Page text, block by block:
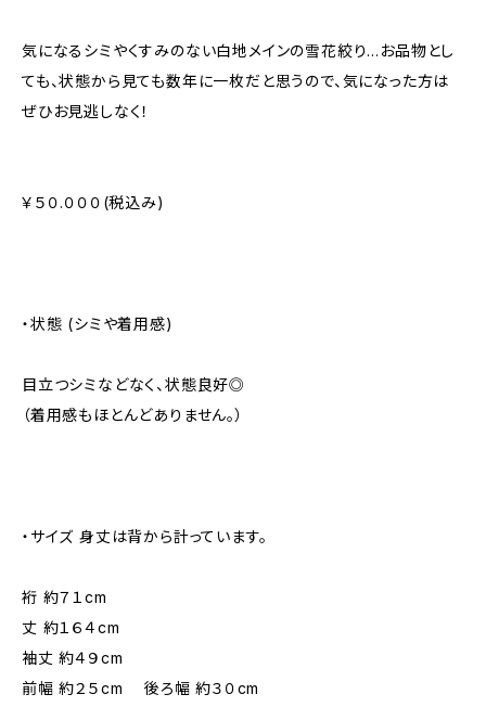
気になるシミやくすみのない白地メインの雪花絞り…お品物とし
ても、状態から見ても数年に一枚だと思うので、気になった方は
ぜひお見逃しなく！
￥５０.０００(税込み)
・状態 (シミや着用感)
目立つシミなどなく、状態良好◎
（着用感もほとんどありません。）
・サイズ 身丈は背から計っています。
裄 約７１cm
丈 約１６４cm
袖丈 約４９cm
前幅 約２５cm 後ろ幅 約３０cm